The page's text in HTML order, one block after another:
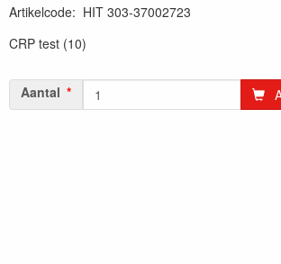
Artikelcode: HIT 303-37002723
CRP test (10)
Aantal